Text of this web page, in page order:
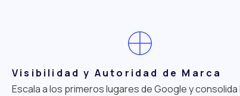
Visibilidad y Autoridad de Marca
Escala a los primeros lugares de Google y consolida